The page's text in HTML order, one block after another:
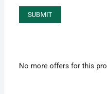
No more offers for this